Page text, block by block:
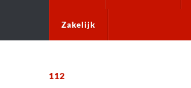
Zakelijk
112